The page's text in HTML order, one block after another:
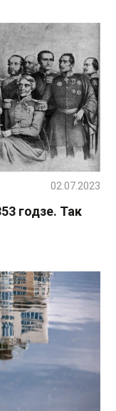
годзе. Так
02.07.2023